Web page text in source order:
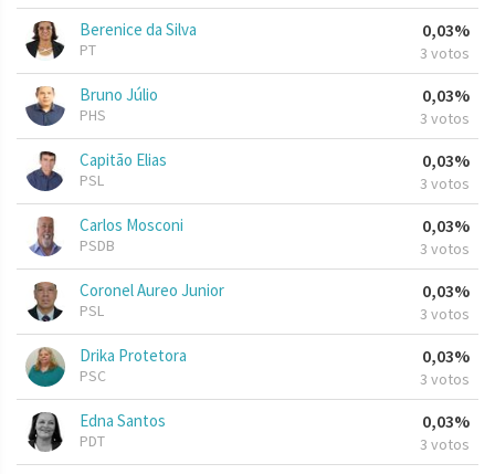
Berenice da Silva
PT
0,03%
3 votos
Bruno Júlio
PHS
0,03%
3 votos
Capitão Elias
PSL
0,03%
3 votos
Carlos Mosconi
PSDB
0,03%
3 votos
Coronel Aureo Junior
PSL
0,03%
3 votos
Drika Protetora
PSC
0,03%
3 votos
Edna Santos
PDT
0,03%
3 votos